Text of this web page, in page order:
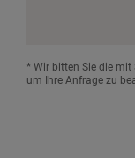
* Wir bitten Sie die mit
um Ihre Anfrage zu